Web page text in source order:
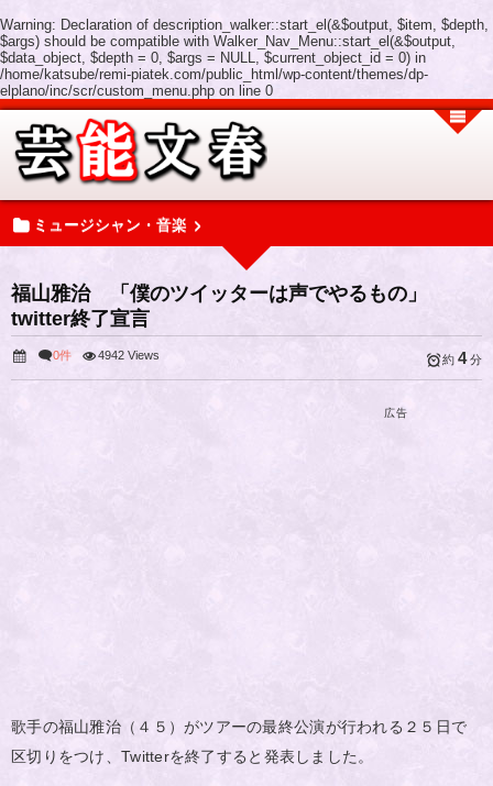
Warning: Declaration of description_walker::start_el(&$output, $item, $depth,
$args) should be compatible with Walker_Nav_Menu::start_el(&$output,
$data_object, $depth = 0, $args = NULL, $current_object_id = 0) in
/home/katsube/remi-piatek.com/public_html/wp-content/themes/dp-
elplano/inc/scr/custom_menu.php on line 0
ミュージシャン・音楽
福山雅治 「僕のツイッターは声でやるもの」
twitter終了宣言
0件 4942 Views 約 4分
広告
歌手の福山雅治（４５）がツアーの最終公演が行われる２５日で
区切りをつけ、Twitterを終了すると発表しました。